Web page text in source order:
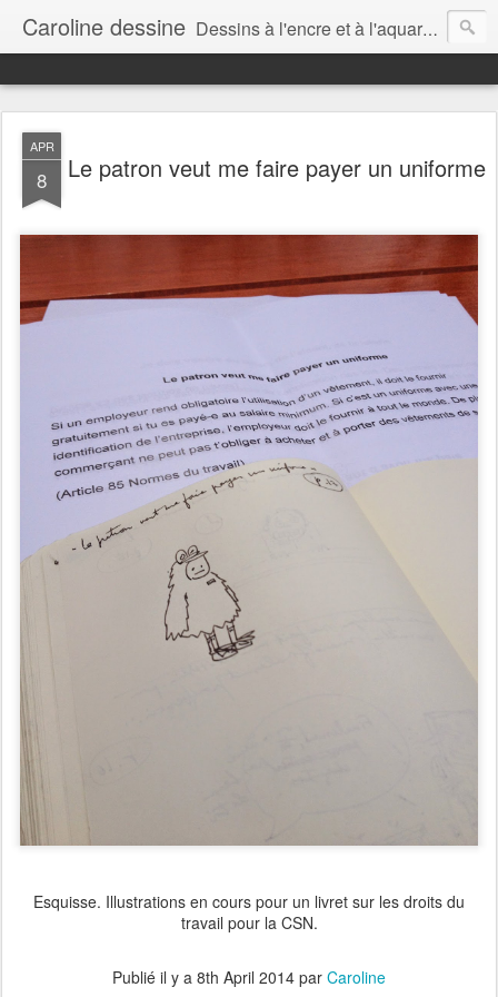
Caroline dessine Dessins à l'encre et à l'aquarelle par Caroline Lavergne, à Montréal et ailleurs (2007-2018)
APR
8 Le patron veut me faire payer un uniforme
Esquisse. Illustrations en cours pour un livret sur les droits du
travail pour la CSN.
Publié il y a 8th April 2014 par Caroline